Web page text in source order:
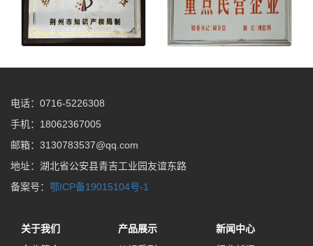
电话：0716-5226308
手机：18062367005
邮箱：3130783537@qq.com
地址：湖北省公安县青吉工业园友谊东路
备案号： 鄂ICP备19015104号-1
关于我们
产品展示
新闻中心